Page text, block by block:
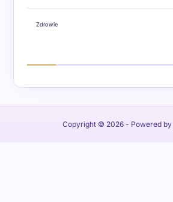
Zdrowie
Copyright © 2026 - Powered by